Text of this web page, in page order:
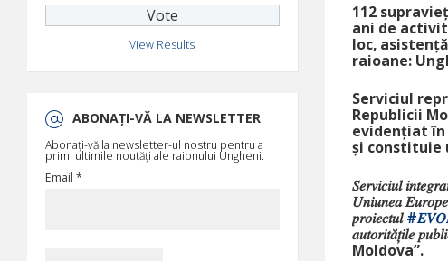
112
ani de
loc,
raioane:
Serviciul
Republicii
evidențiat în
și constituie
𝑆𝑒𝑟𝑣𝑖𝑐𝑖𝑢𝑙
𝑈𝑛𝑖𝑢𝑛𝑒𝑎
𝑝𝑟𝑜𝑖𝑒𝑐𝑡𝑢𝑙
𝑎𝑢𝑡𝑜𝑟𝑖𝑡𝑎̆𝑡̦𝑖𝑙𝑒
Moldova”.
View Results
ABONAȚI-VĂ LA NEWSLETTER
Abonați-vă la newsletter-ul nostru pentru a
primi ultimile noutăți ale raionului Ungheni.
Email *